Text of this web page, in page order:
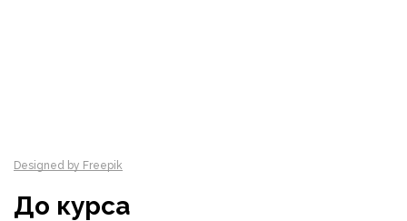
Designed by Freepik
До курса